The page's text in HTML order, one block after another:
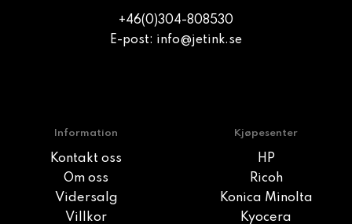
+46(0)304-808530
E-post: info@jetink.se
Information
Kontakt oss
Om oss
Vidersalg
Villkor
Kjøpesenter
HP
Ricoh
Konica Minolta
Kyocera